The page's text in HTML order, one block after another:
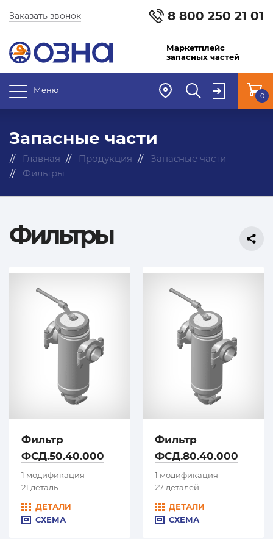
8 800 250 21 01
Заказать звонок
Маркетплейс
запасных частей
Меню
0
Запасные части
Главная Продукция
Запасные части
Фильтры
Фильтры
Фильтр
ФСД.50.40.000
1 модификация
21 деталь
ДЕТАЛИ
СХЕМА
Фильтр
ФСД.80.40.000
1 модификация
27 деталей
ДЕТАЛИ
СХЕМА